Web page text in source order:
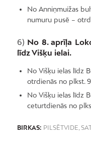
No Anniņmuižas
numuru pusē –
6) No 8. aprīļa
līdz Višķu ielai.
No Višķu ielas līdz
otrdienās no plkst.
No Višķu ielas līdz
ceturtdienās no
BIRKAS: PILSĒTVIDE,